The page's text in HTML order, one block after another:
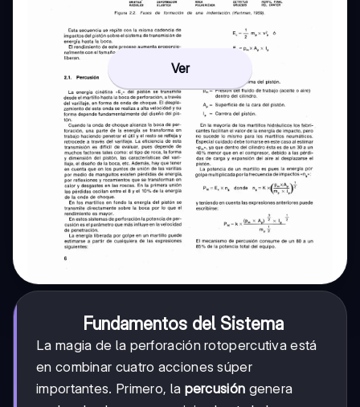
Ver
Fundamentos del Sistema
La magia de la perforación rotopercutiva está
en combinar cuatro acciones súper
importantes. Primero, la percusión genera